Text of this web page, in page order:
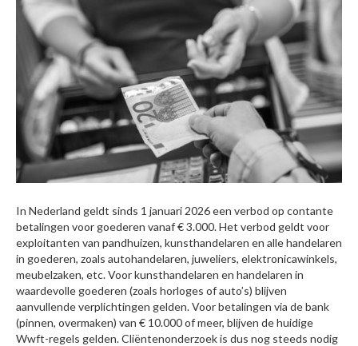
In Nederland geldt sinds 1 januari 2026 een verbod op contante
betalingen voor goederen vanaf € 3.000. Het verbod geldt voor
exploitanten van pandhuizen, kunsthandelaren en alle handelaren
in goederen, zoals autohandelaren, juweliers, elektronicawinkels,
meubelzaken, etc. Voor kunsthandelaren en handelaren in
waardevolle goederen (zoals horloges of auto’s) blijven
aanvullende verplichtingen gelden. Voor betalingen via de bank
(pinnen, overmaken) van € 10.000 of meer, blijven de huidige
Wwft-regels gelden. Cliëntenonderzoek is dus nog steeds nodig